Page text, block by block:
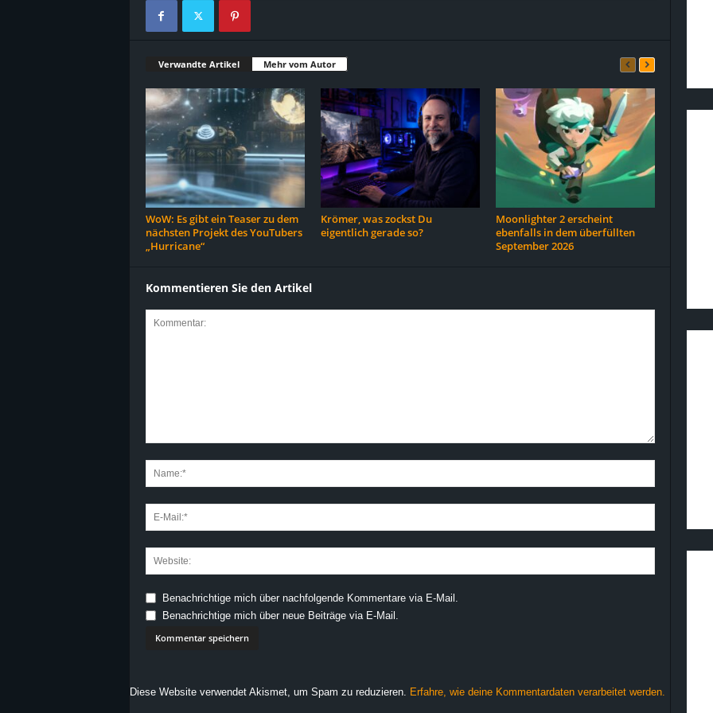
Verwandte Artikel Mehr vom Autor
WoW: Es gibt ein Teaser zu dem
nächsten Projekt des YouTubers
„Hurricane“
Krömer, was zockst Du
eigentlich gerade so?
Moonlighter 2 erscheint
ebenfalls in dem überfüllten
September 2026
Kommentieren Sie den Artikel
Benachrichtige mich über nachfolgende Kommentare via E-Mail.
Benachrichtige mich über neue Beiträge via E-Mail.
Diese Website verwendet Akismet, um Spam zu reduzieren. Erfahre, wie deine Kommentardaten verarbeitet werden.